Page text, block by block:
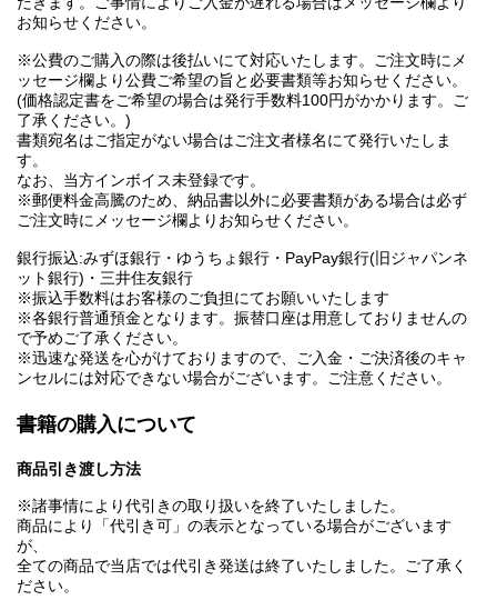
お知らせください。
※公費のご購入の際は後払いにて対応いたします。ご注文時にメ
ッセージ欄より公費ご希望の旨と必要書類等お知らせください。
(価格認定書をご希望の場合は発行手数料100円がかかります。ご
了承ください。)
書類宛名はご指定がない場合はご注文者様名にて発行いたしま
す。
なお、当方インボイス未登録です。
※郵便料金高騰のため、納品書以外に必要書類がある場合は必ず
ご注文時にメッセージ欄よりお知らせください。
銀行振込:みずほ銀行・ゆうちょ銀行・PayPay銀行(旧ジャパンネ
ット銀行)・三井住友銀行
※振込手数料はお客様のご負担にてお願いいたします
※各銀行普通預金となります。振替口座は用意しておりませんの
で予めご了承ください。
※迅速な発送を心がけておりますので、ご入金・ご決済後のキャ
ンセルには対応できない場合がございます。ご注意ください。
書籍の購入について
商品引き渡し方法
※諸事情により代引きの取り扱いを終了いたしました。
商品により「代引き可」の表示となっている場合がございます
が、
全ての商品で当店では代引き発送は終了いたしました。ご了承く
ださい。